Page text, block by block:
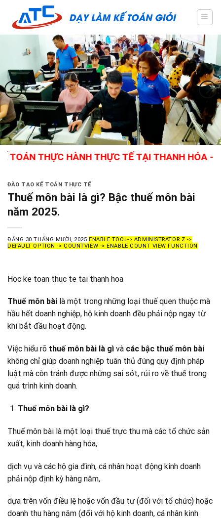
content
THỰC HÀNH THỰC TẾ TẠI THANH HÓA - GIÁO
ĐÀO TẠO KẾ TOÁN THỰC TẾ
Thuế môn bài là gì? Bậc thuế môn bài
năm 2025.
ĐĂNG 30 THÁNG MƯỜI, 2025 ENABLE TOOL-> ADMINISTRATOR Z ->
DEFAULT OPTION -> COUNTVIEW -> ENABLE COUNT VIEW FUNCTION
Hoc ke toan thuc te tai thanh hoa
Thuế môn bài là một trong những loại thuế quen thuộc mà
hầu hết doanh nghiệp, hộ kinh doanh đều phải nộp ngay từ
khi bắt đầu hoạt động.
Việc hiểu rõ thuế môn bài là gì và các bậc thuế môn bài
không chỉ giúp doanh nghiệp tuân thủ đúng quy định pháp
luật mà còn tránh được những sai sót, rủi ro về thuế trong
quá trình kinh doanh.
Thuế môn bài là gì?
Thuế môn bài là một loại thuế trực thu mà các tổ chức sản
xuất, kinh doanh hàng hóa,
dịch vụ và các hộ gia đình, cá nhân hoạt động kinh doanh
phải nộp định kỳ hàng năm,
dựa trên vốn điều lệ hoặc vốn đầu tư (đối với tổ chức) hoặc
doanh thu hàng năm (đối với hộ kinh doanh, cá nhân kinh